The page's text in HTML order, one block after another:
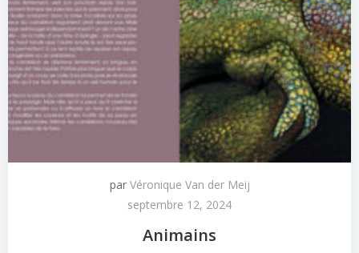
par Véronique Van der Meij
septembre 12, 2024
Animains